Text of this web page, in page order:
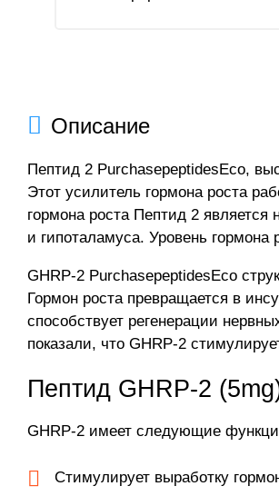
Описание
Пептид 2 PurchasepeptidesEco,
Этот усилитель гормона роста
гормона роста Пептид 2
и гипоталамуса. Уровень
GHRP-2 PurchasepeptidesEco
Гормон роста превращается в
способствует регенерации
показали, что GHRP-2
Пептид GHRP-2
GHRP-2 имеет следующие
Стимулирует выработку